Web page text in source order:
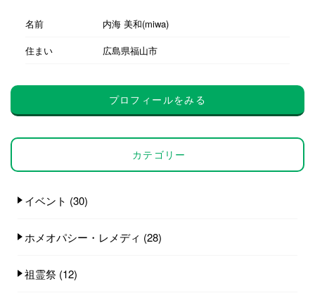
名前
内海 美和(miwa)
住まい
広島県福山市
プロフィールをみる
カテゴリー
イベント (30)
ホメオパシー・レメディ (28)
祖霊祭 (12)